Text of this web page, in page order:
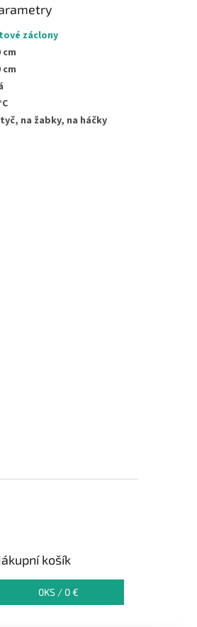
záclony
cm
cm
na žabky, na háčky
košík
0KS / 0 €